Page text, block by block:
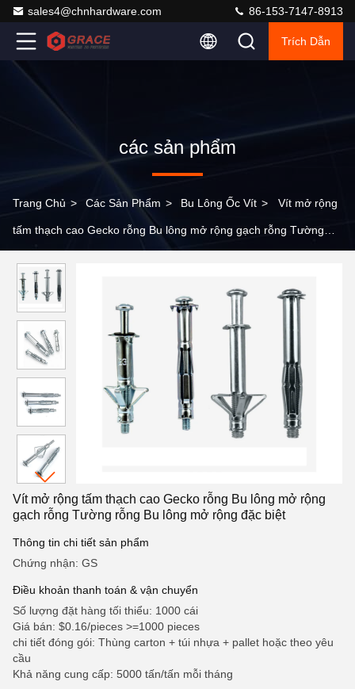
sales4@chnhardware.com 86-153-7147-8913
Trích Dẫn
các sản phẩm
Trang Chủ > Các Sản Phẩm > Bu Lông Ốc Vít > Vít mở rộng
tấm thạch cao Gecko rỗng Bu lông mở rộng gạch rỗng Tường
Vít mở rộng tấm thạch cao Gecko rỗng Bu lông mở rộng
gạch rỗng Tường rỗng Bu lông mở rộng đặc biệt
Thông tin chi tiết sản phẩm
Chứng nhận: GS
Điều khoản thanh toán & vận chuyển
Số lượng đặt hàng tối thiểu: 1000 cái
Giá bán: $0.16/pieces >=1000 pieces
chi tiết đóng gói: Thùng carton + túi nhựa + pallet hoặc theo yêu
cầu
Khả năng cung cấp: 5000 tấn/tấn mỗi tháng